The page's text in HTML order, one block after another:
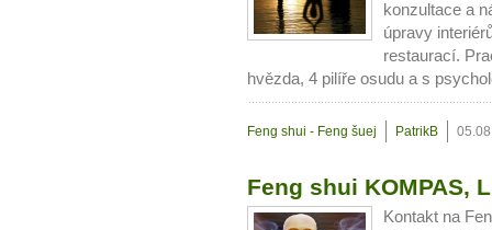
konzultace a
úpravy
restaurací.
hvězda, 4 pilíře osudu a s
Feng shui - Feng šuej PatrikB
Feng shui KOMPAS,
Kontakt na